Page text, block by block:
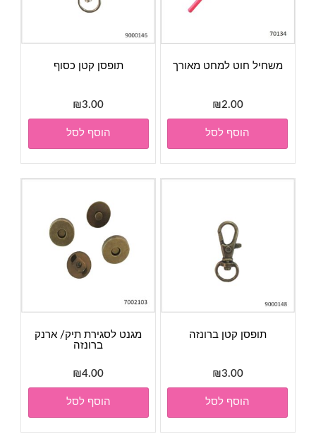
משחיל חוט למחט מאורך
₪2.00
הוסף לסל
תופסן קטן כסוף
₪3.00
הוסף לסל
תופסן קטן ברונזה
₪3.00
הוסף לסל
מגנט לסגירת תיק/ ארנק
ברונזה
₪4.00
הוסף לסל